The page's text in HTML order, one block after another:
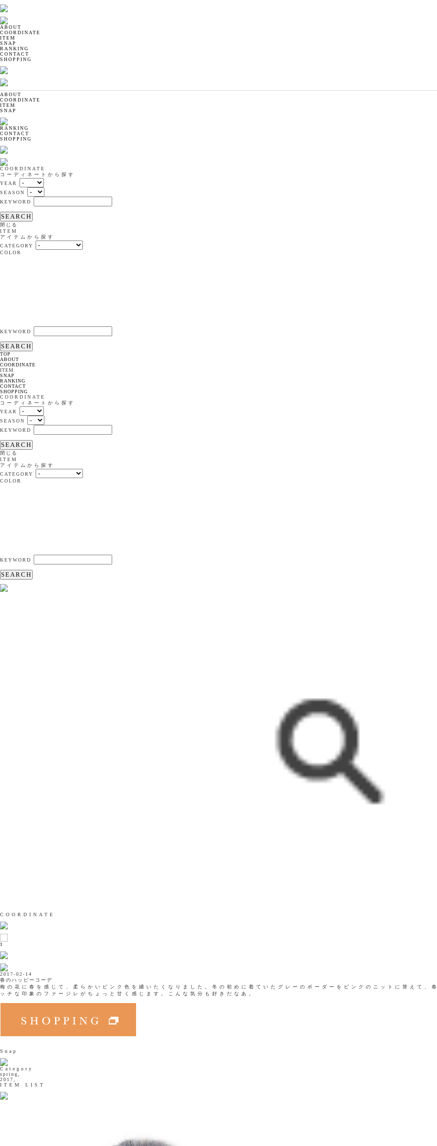
ABOUT
COORDINATE
ITEM
SNAP
RANKING
CONTACT
SHOPPING
ABOUT
COORDINATE
ITEM
SNAP
RANKING
CONTACT
SHOPPING
COORDINATE
コーディネートから探す
YEAR
SEASON
KEYWORD
SEARCH
閉じる
ITEM
アイテムから探す
CATEGORY
COLOR
KEYWORD
SEARCH
TOP
ABOUT
COORDINATE
ITEM
SNAP
RANKING
CONTACT
SHOPPING
COORDINATE
コーディネートから探す
YEAR
SEASON
KEYWORD
SEARCH
閉じる
ITEM
アイテムから探す
CATEGORY
COLOR
KEYWORD
SEARCH
COORDINATE
1
2017-02-14
春のハッピーコーデ
梅の花に春を感じて、柔らかいピンク色を纏いたくなりました。冬の初めに着ていたグレーのボーダーをピンクのニットに替えて、
ッチな印象のファージレがちょっと甘く感じます。こんな気分も好きだなあ。
Snap
Category
spring,
2017,
ITEM LIST